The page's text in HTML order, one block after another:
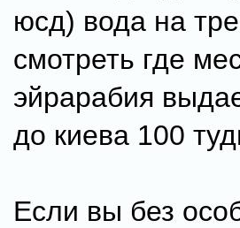
юсд) вода на
смотреть где
эйрарабия
до киева 100
Если вы без